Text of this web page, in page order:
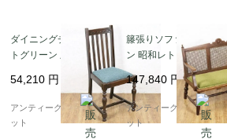
ダイニングチェア ミン
トグリーン 上品 彫刻入
り シンプル 書斎 食卓
イギリス製 アンティー
ク
54,210 円
アンティークブルーパロ
ット
籐張りソファ 大正ロマ
ン 昭和レトロ アンティ
ーク 骨董 洋館風
147,840 円
アンティークブルーパロ
ット